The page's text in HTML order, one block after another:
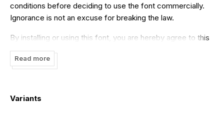
conditions before deciding to use the font commercially.
Ignorance is not an excuse for breaking the law.
By installing or using this font, you are hereby agree to this
Font Usage Agreement:
1. This font is ONLY FOR PERSONAL USE purposes. 2. NO
are REQUIRES A LICENSE for Promotional or Commercial
Read more
Variants